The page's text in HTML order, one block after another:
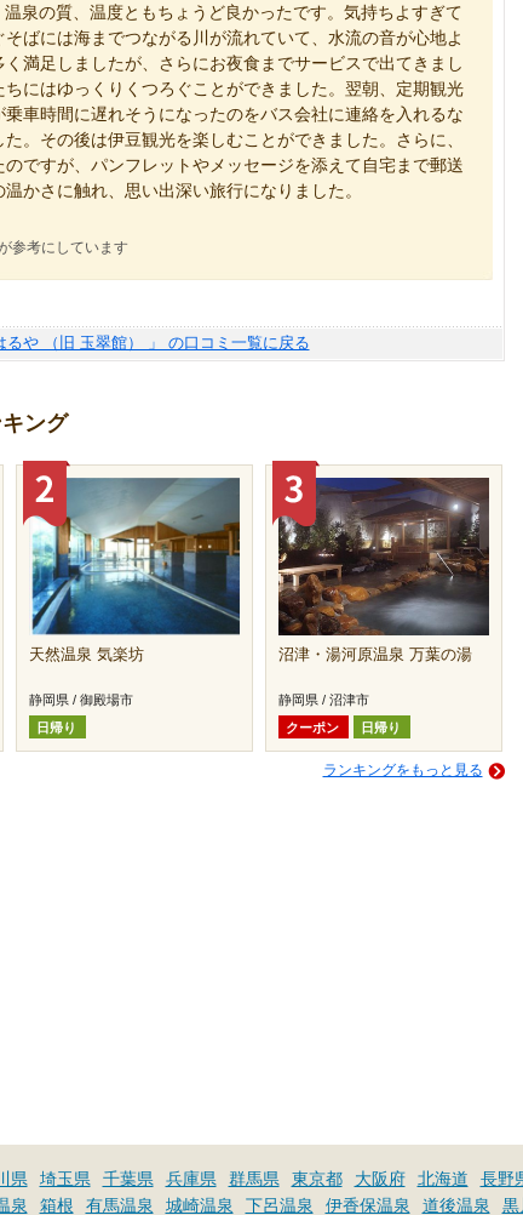
泉の質、温度ともちょうど良かったです。気持ちよすぎて
ばには海までつながる川が流れていて、水流の音が心地よ
満足しましたが、さらにお夜食までサービスで出てきまし
にはゆっくりくつろぐことができました。翌朝、定期観光
車時間に遅れそうになったのをバス会社に連絡を入れるな
。その後は伊豆観光を楽しむことができました。さらに、
ですが、パンフレットやメッセージを添えて自宅まで郵送
かさに触れ、思い出深い旅行になりました。
参考にしています
るや （旧 玉翠館） 」 の口コミ一覧に戻る
ング
天然温泉 気楽坊
静岡県 / 御殿場市
日帰り
沼津・湯河原温泉 万葉の湯
静岡県 / 沼津市
クーポン
日帰り
ランキングをもっと見る
県 埼玉県 千葉県 兵庫県 群馬県 東京都 大阪府 北海道 長野
泉 箱根 有馬温泉 城崎温泉 下呂温泉 伊香保温泉 道後温泉 黒